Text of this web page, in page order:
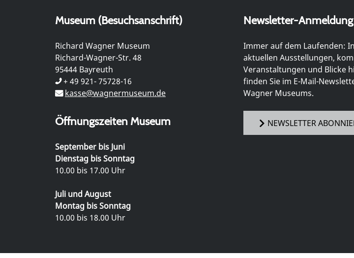
Museum (Besuchsanschrift)
Richard Wagner Museum
Richard-Wagner-Str. 48
95444 Bayreuth
+ 49 921- 75728-16
kasse@wagnermuseum.de
Öffnungszeiten Museum
September bis Juni
Dienstag bis Sonntag
10.00 bis 17.00 Uhr
Juli und August
Montag bis Sonntag
10.00 bis 18.00 Uhr
Newsletter-Anmeldung
Immer auf dem Laufenden:
aktuellen Ausstellungen,
Veranstaltungen und Blicke
finden Sie im E-Mail-
Wagner Museums.
NEWSLETTER